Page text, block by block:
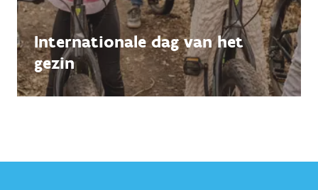
Internationale dag van het
gezin